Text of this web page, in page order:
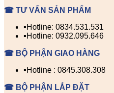
☎ TƯ VẤN SẢN PHẨM
▪️Hotline: 0834.531.531
▪️Hotline: 0932.095.646
☎ BỘ PHẬN GIAO HÀNG
▪️Hotline : 0845.308.308
☎ BỘ PHẬN LẮP ĐẶT